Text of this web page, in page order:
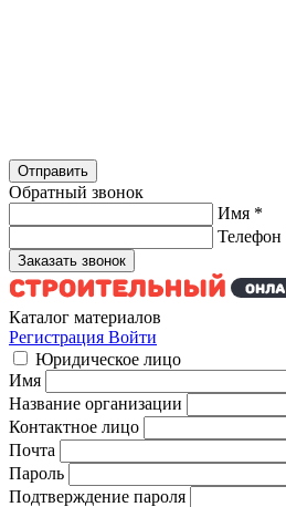
Обратный звонок
Имя *
Телефон
Каталог материалов
Регистрация Войти
Юридическое лицо
Имя
Название организации
Контактное лицо
Почта
Пароль
Подтверждение пароля